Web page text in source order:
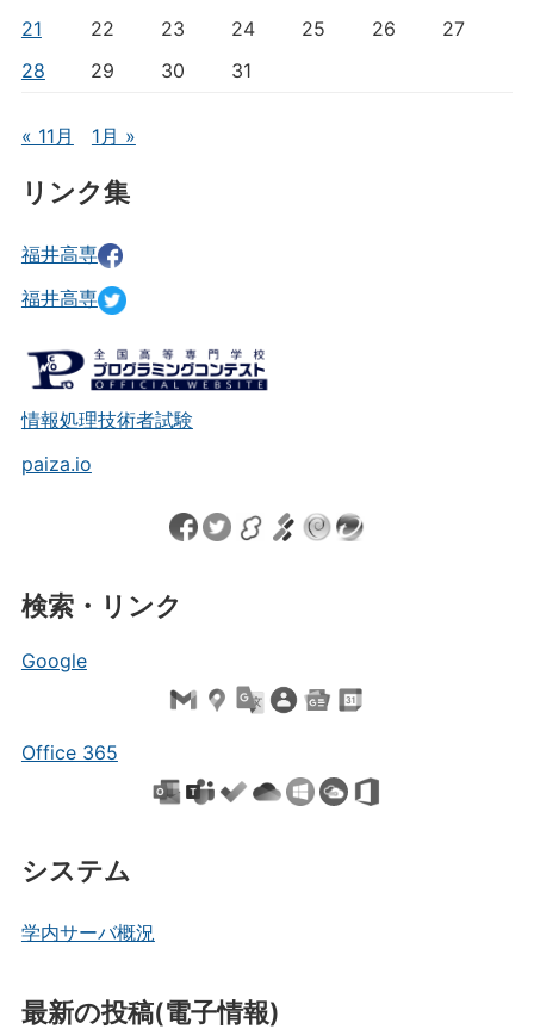
21
22 23 24 25 26
27
28
29 30 31
« 11月 1月 »
リンク集
福井高専
福井高専
情報処理技術者試験
paiza.io
検索・リンク
Google
Office 365
システム
学内サーバ概況
最新の投稿(電子情報)